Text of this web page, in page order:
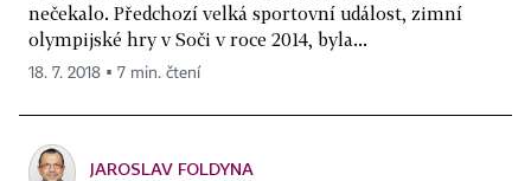
nečekalo. Předchozí velká sportovní událost, zimní
olympijské hry v Soči v roce 2014, byla...
18. 7. 2018 ▪ 7 min. čtení
JAROSLAV FOLDYNA